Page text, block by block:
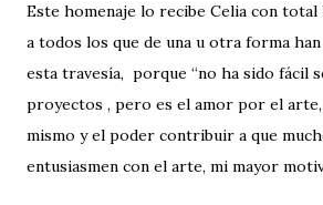
Este homenaje lo recibe Celia con
a todos los que de una u otra forma
esta travesía, porque “no ha sido fácil
proyectos , pero es el amor por el
mismo y el poder contribuir a que
entusiasmen con el arte, mi mayor